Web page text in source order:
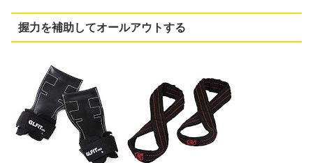
握力を補助してオールアウトする